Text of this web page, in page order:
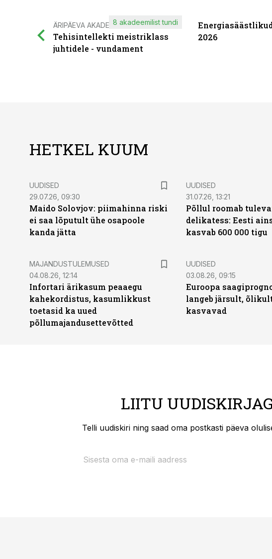
ÄRIPÄEVA AKADEEMIA
Tehisintellekti meistriklass
juhtidele - vundament
8 akadeemilist tundi
2026
HETKEL KUUM
UUDISED
29.07.26, 09:30
Maido Solovjov: piimahinna riski
ei saa lõputult ühe osapoole
kanda jätta
UUDISED
31.07.26, 13:21
Põllul roomab
delikatess: Eesti
kasvab 600 000 tigu
MAJANDUSTULEMUSED
04.08.26, 12:14
Infortari ärikasum peaaegu
kahekordistus, kasumlikkust
toetasid ka uued
põllumajandusettevõtted
UUDISED
03.08.26, 09:15
Euroopa
langeb järsult,
kasvavad
LIITU
Telli uudiskiri ning saad oma postkasti päeva